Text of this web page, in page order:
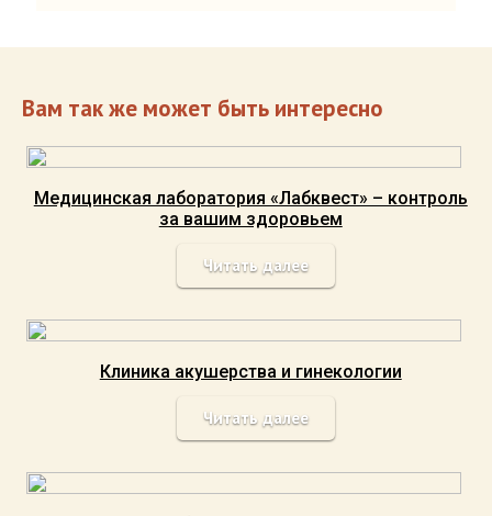
Вам так же может быть интересно
Медицинская лаборатория «Лабквест» – контроль
за вашим здоровьем
Читать далее
Клиника акушерства и гинекологии
Читать далее